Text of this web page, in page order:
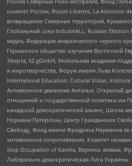
комитет России, Russie-Libertes, La Asocicion
возвращение Северных территорий,
Глобальный союз IndustriALL, Russian
медиа, Федерация анархического черного
Германское общество изучения Восточной
Эберта, XZ gGmbH, Мобильная академия
и миротворчества, Форум имени Льва
International Education, Cultural Vistas,
Антивоенное движение Антальи, Открытый
отношений и государственной политики им
канадский демократический альянс, Школа
Нормана Патерсона, Центр Гражданских
Свободу, Фонд имени Фридриха Науманна за
антивоенное сопротивление, Комитет
Stop Occupation of Karelia, Вернись живым,
Либерально-демократическая Лига Украины